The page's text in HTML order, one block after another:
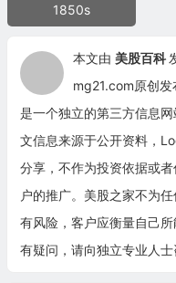
1850s
本文由 美股百科
mg21.com原创
是一个独立的第三方信息
文信息来源于公开资料，
分享，不作为投资依据或
户的推广。美股之家不为
有风险，客户应衡量自己
有疑问，请向独立专业人士